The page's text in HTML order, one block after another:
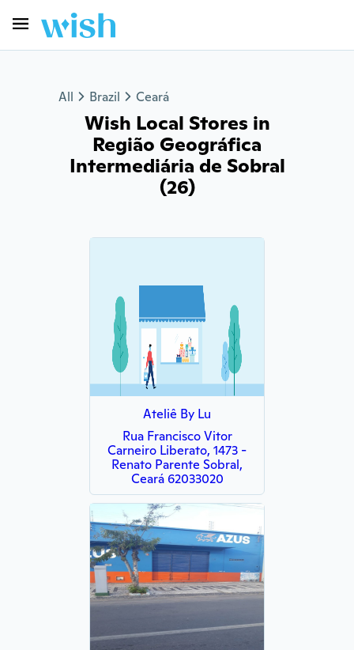
All Brazil Ceará
Wish Local Stores in
Região Geográfica
Intermediária de Sobral
(26)
Ateliê By Lu
Rua Francisco Vitor
Carneiro Liberato, 1473 -
Renato Parente Sobral,
Ceará 62033020